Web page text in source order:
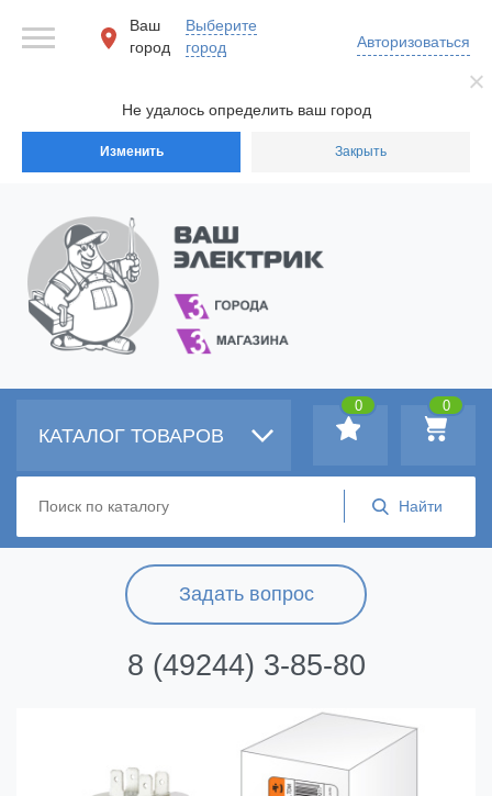
Не удалось определить ваш город
Изменить Закрыть
Ваш
город
Выберите
город
Авторизоваться
Задать вопрос
8 (49244) 3-85-80
КАТАЛОГ ТОВАРОВ
0
0